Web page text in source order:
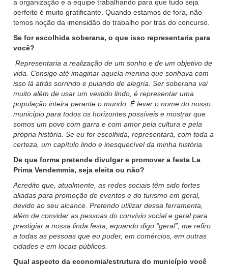
a organização e a equipe trabalhando para que tudo seja
perfeito é muito gratificante. Quando estamos de fora, não
temos noção da imensidão do trabalho por trás do concurso.
Se for escolhida soberana, o que isso representaria para
você?
Representaria a realização de um sonho e de um objetivo de
vida. Consigo até imaginar aquela menina que sonhava com
isso lá atrás sorrindo e pulando de alegria. Ser soberana vai
muito além de usar um vestido lindo, é representar uma
população inteira perante o mundo. É levar o nome do nosso
município para todos os horizontes possíveis e mostrar que
somos um povo com garra e com amor pela cultura e pela
própria história. Se eu for escolhida, representará, com toda a
certeza, um capítulo lindo e inesquecível da minha história.
De que forma pretende divulgar e promover a festa La
Prima Vendemmia, seja eleita ou não?
Acredito que, atualmente, as redes sociais têm sido fortes
aliadas para promoção de eventos e do turismo em geral,
devido ao seu alcance. Pretendo utilizar dessa ferramenta,
além de convidar as pessoas do convívio social e geral para
prestigiar a nossa linda festa, equando digo “geral”, me refiro
a todas as pessoas que eu puder, em comércios, em outras
cidades e em locais públicos.
Qual aspecto da economia/estrutura do município você